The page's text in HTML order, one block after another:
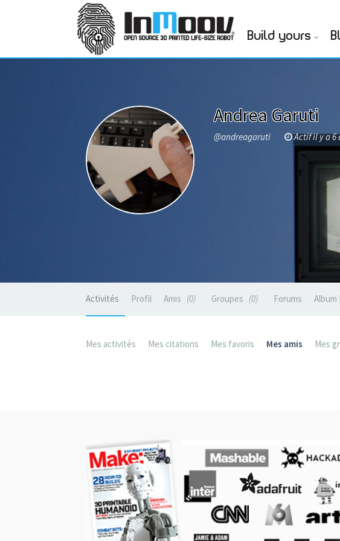
Build yours
Andrea Garuti
@andreagaruti Actif il y a 6
Activités Profil Amis 0 Groupes 0 Forums Album
Mes activités Mes citations Mes favoris Mes amis Mes